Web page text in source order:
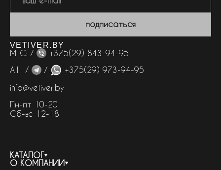
подписаться
VETIVER.BY
МТС: /
+375(29) 843-94-95
А1 /
/
+375(29) 973-94-95
info@vetiver.by
Пн-пт 10-20
Сб-вс 12-18
КАТАЛОГ
О КОМПАНИИ